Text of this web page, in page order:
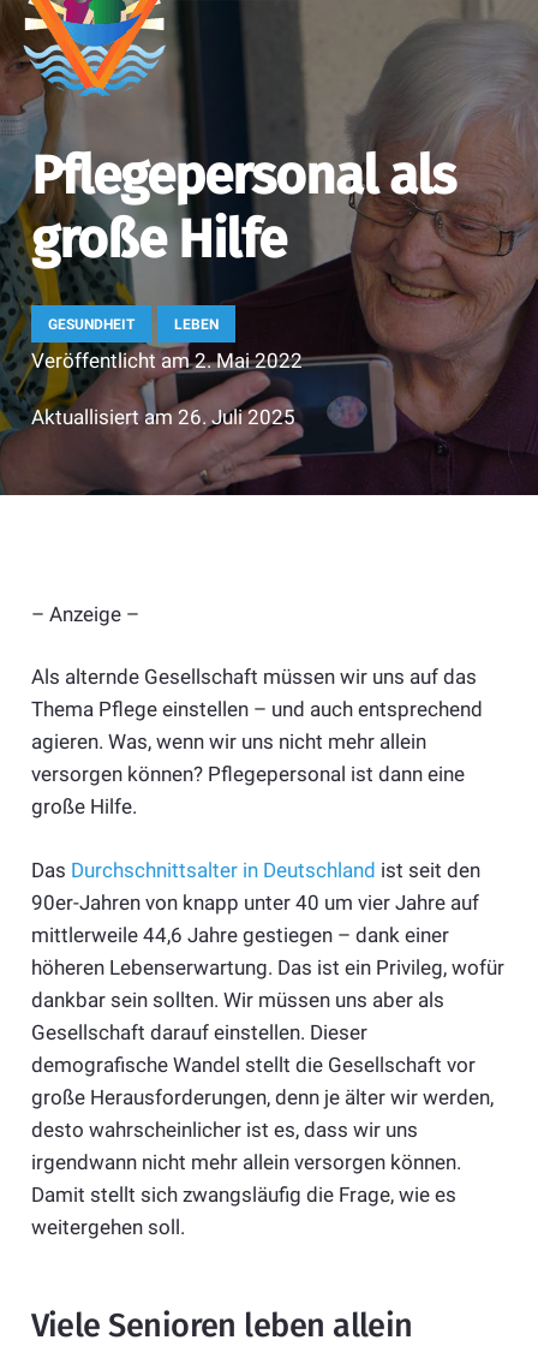
Pflegepersonal als
große Hilfe
GESUNDHEIT LEBEN
Veröffentlicht am2. Mai 2022
Aktuallisiert am 26. Juli 2025
– Anzeige –
Als alternde Gesellschaft müssen wir uns auf das
Thema Pflege einstellen – und auch entsprechend
agieren. Was, wenn wir uns nicht mehr allein
versorgen können? Pflegepersonal ist dann eine
große Hilfe.
Das Durchschnittsalter in Deutschland ist seit den
90er-Jahren von knapp unter 40 um vier Jahre auf
mittlerweile 44,6 Jahre gestiegen – dank einer
höheren Lebenserwartung. Das ist ein Privileg, wofür
dankbar sein sollten. Wir müssen uns aber als
Gesellschaft darauf einstellen. Dieser
demografische Wandel stellt die Gesellschaft vor
große Herausforderungen, denn je älter wir werden,
desto wahrscheinlicher ist es, dass wir uns
irgendwann nicht mehr allein versorgen können.
Damit stellt sich zwangsläufig die Frage, wie es
weitergehen soll.
Viele Senioren leben allein